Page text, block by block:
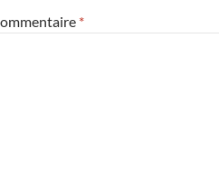
*